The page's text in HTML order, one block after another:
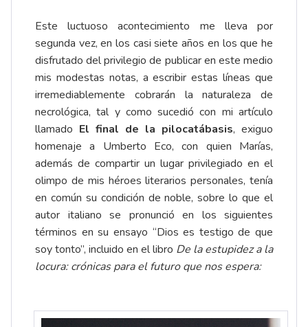
Este luctuoso acontecimiento me lleva por
segunda vez, en los casi siete años en los que he
disfrutado del privilegio de publicar en este medio
mis modestas notas, a escribir estas líneas que
irremediablemente cobrarán la naturaleza de
necrológica, tal y como sucedió con mi artículo
llamado El final de la pilocatábasis, exiguo
homenaje a Umberto Eco, con quien Marías,
además de compartir un lugar privilegiado en el
olimpo de mis héroes literarios personales, tenía
en común su condición de noble, sobre lo que el
autor italiano se pronunció en los siguientes
términos en su ensayo “Dios es testigo de que
soy tonto”, incluido en el libro De la estupidez a la
locura: crónicas para el futuro que nos espera: